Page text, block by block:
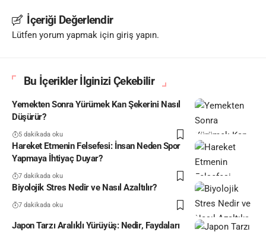
İçeriği Değerlendir
Lütfen yorum yapmak için giriş yapın.
Bu İçerikler İlginizi Çekebilir
Yemekten Sonra Yürümek Kan Şekerini Nasıl
Düşürür?
5 dakikada oku
Hareket Etmenin Felsefesi: İnsan Neden Spor
Yapmaya İhtiyaç Duyar?
7 dakikada oku
Biyolojik Stres Nedir ve Nasıl Azaltılır?
7 dakikada oku
Japon Tarzı Aralıklı Yürüyüş: Nedir, Faydaları